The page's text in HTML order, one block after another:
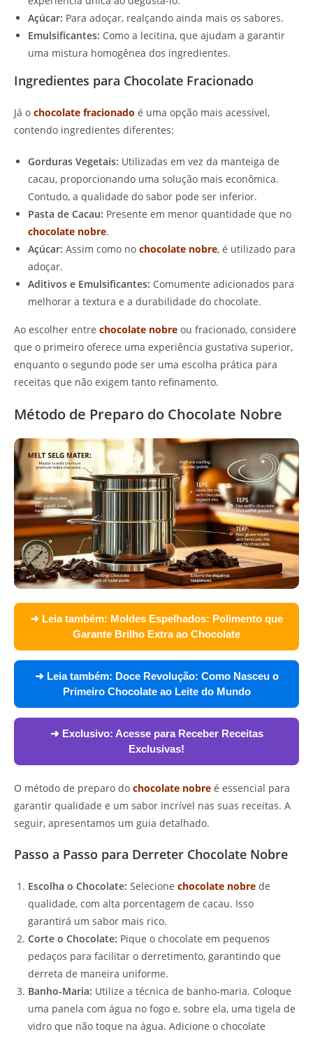
Açúcar: Para adoçar, realçando ainda mais os sabores.
Emulsificantes: Como a lecitina, que ajudam a garantir
uma mistura homogênea dos ingredientes.
Ingredientes para Chocolate Fracionado
Já o chocolate fracionado é uma opção mais acessível,
contendo ingredientes diferentes:
Gorduras Vegetais: Utilizadas em vez da manteiga de
cacau, proporcionando uma solução mais econômica.
Contudo, a qualidade do sabor pode ser inferior.
Pasta de Cacau: Presente em menor quantidade que no
chocolate nobre.
Açúcar: Assim como no chocolate nobre, é utilizado para
adoçar.
Aditivos e Emulsificantes: Comumente adicionados para
melhorar a textura e a durabilidade do chocolate.
Ao escolher entre chocolate nobre ou fracionado, considere
que o primeiro oferece uma experiência gustativa superior,
enquanto o segundo pode ser uma escolha prática para
receitas que não exigem tanto refinamento.
Método de Preparo do Chocolate Nobre
➜ Leia também: Moldes Espelhados: Polimento que
Garante Brilho Extra ao Chocolate
➜ Leia também: Doce Revolução: Como Nasceu o
Primeiro Chocolate ao Leite do Mundo
➜ Exclusivo: Acesse para Receber Receitas
Exclusivas!
O método de preparo do chocolate nobre é essencial para
garantir qualidade e um sabor incrível nas suas receitas. A
seguir, apresentamos um guia detalhado.
Passo a Passo para Derreter Chocolate Nobre
Escolha o Chocolate: Selecione chocolate nobre de
qualidade, com alta porcentagem de cacau. Isso
garantirá um sabor mais rico.
Corte o Chocolate: Pique o chocolate em pequenos
pedaços para facilitar o derretimento, garantindo que
derreta de maneira uniforme.
Banho-Maria: Utilize a técnica de banho-maria. Coloque
uma panela com água no fogo e, sobre ela, uma tigela de
vidro que não toque na água. Adicione o chocolate